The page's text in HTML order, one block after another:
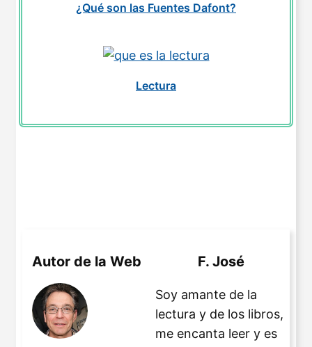
¿Qué son las Fuentes Dafont?
Lectura
Autor de la Web F. José
Soy amante de la
lectura y de los libros,
me encanta leer y es